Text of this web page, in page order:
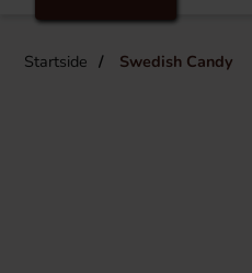
Startside Swedish Candy